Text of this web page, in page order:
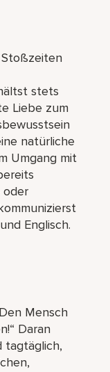
stets
Liebe zum
natürliche
Umgang mit
oder
Englisch.
Mensch
Daran
tagtäglich,